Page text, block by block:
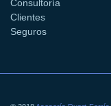
Consultoría
Clientes
Seguros